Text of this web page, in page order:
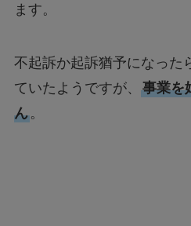
ます。
不起訴か起訴猶予になった
ていたようですが、 事業を
ん。